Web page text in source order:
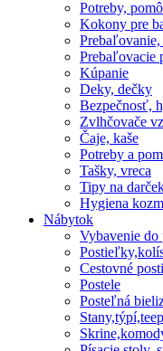
Potreby,
Kokony pre
Prebaľovacie
Kúpanie
Deky, dečky
Bezpečnosť,
Zvlhčovače
Čaje, kaše
Potreby a
Tašky, vreca
Tipy na
Hygiena
Nábytok
Vybavenie
Cestovné
Postele
Posteľná